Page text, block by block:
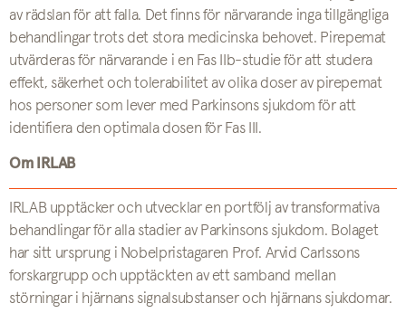
av rädslan för att falla. Det finns för närvarande inga tillgängliga
behandlingar trots det stora medicinska behovet. Pirepemat
utvärderas för närvarande i en Fas IIb-studie för att studera
effekt, säkerhet och tolerabilitet av olika doser av pirepemat
hos personer som lever med Parkinsons sjukdom för att
identifiera den optimala dosen för Fas III.
Om IRLAB
IRLAB upptäcker och utvecklar en portfölj av transformativa
behandlingar för alla stadier av Parkinsons sjukdom. Bolaget
har sitt ursprung i Nobelpristagaren Prof. Arvid Carlssons
forskargrupp och upptäckten av ett samband mellan
störningar i hjärnans signalsubstanser och hjärnans sjukdomar.